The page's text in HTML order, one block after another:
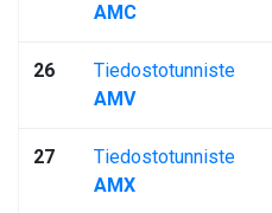
AMC
26
Tiedostotunniste
AMV
27
Tiedostotunniste
AMX